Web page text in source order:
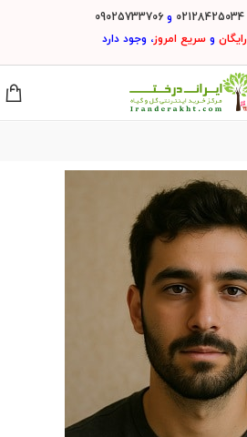
02128425034 و09025733706
رایگان و سریع امروز، وجود دارد